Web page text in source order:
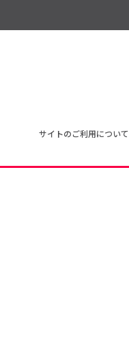
サイトのご利用について